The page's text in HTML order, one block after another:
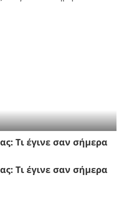
Τι έγινε σαν σήμερα
Τι έγινε σαν σήμερα